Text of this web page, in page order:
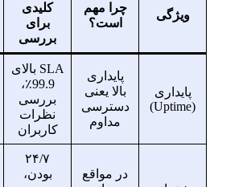
ویژگی
چرا مهم
است؟
کلیدی
برای
بررسی
پایداری
(Uptime)
پایداری
بالا یعنی
دسترسی
مداوم
SLA بالای
99.9٪،
بررسی
نظرات
کاربران
در مواقع
۲۴/۷
بودن،